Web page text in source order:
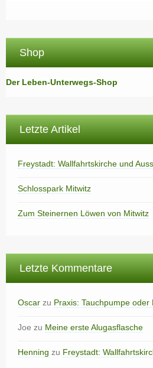
Shop
Der Leben-Unterwegs-Shop
Letzte Artikel
Freystadt: Wallfahrtskirche und
Schlosspark Mitwitz
Zum Steinernen Löwen von Mitwitz
Letzte Kommentare
Oscar zu Praxis: Tauchpumpe oder
Joe zu Meine erste Alugasflasche
Henning zu Freystadt: